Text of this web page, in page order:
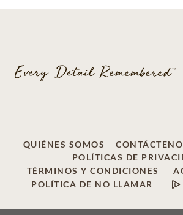
QUIÉNES SOMOS
POLÍTICAS DE
TÉRMINOS Y CONDICIONES
POLÍTICA DE NO LLAMAR